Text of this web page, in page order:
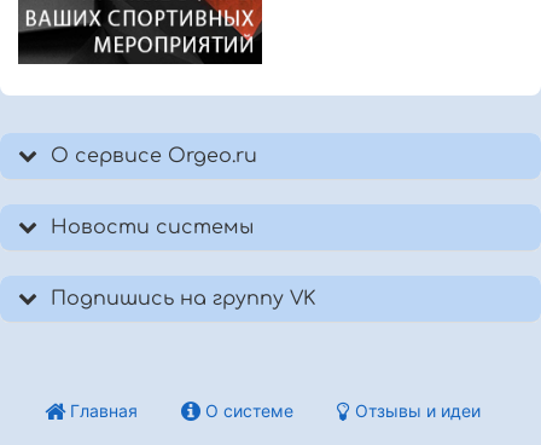
О сервисе Orgeo.ru
Новости системы
Подпишись на группу VK
Главная О системе Отзывы и идеи